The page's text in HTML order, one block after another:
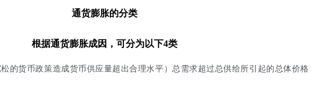
通货膨胀的分类
根据通货膨胀成因，可分为以下4类
的货币政策造成货币供应量超出合理水平）总需求超过总供给所引起的总体价格